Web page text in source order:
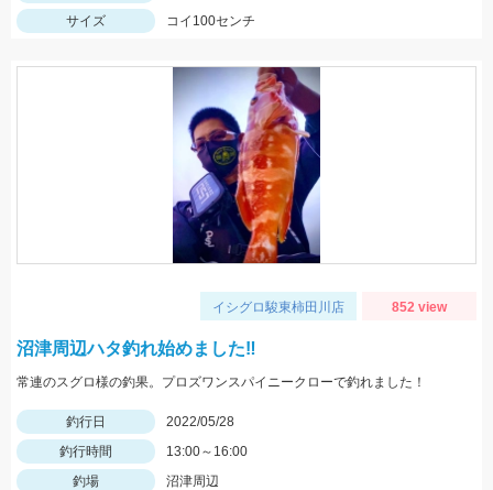
サイズ
コイ100センチ
イシグロ駿東柿田川店 852 view
沼津周辺ハタ釣れ始めました‼
常連のスグロ様の釣果。プロズワンスパイニークローで釣れました！
釣行日
2022/05/28
釣行時間
13:00～16:00
釣場
沼津周辺